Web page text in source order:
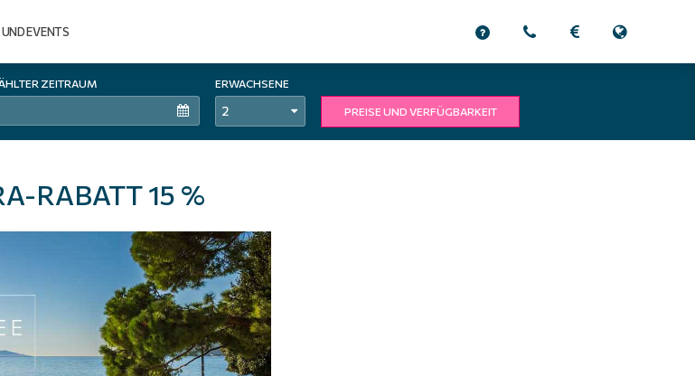
ZEITRAUM ERWACHSENE
2 PREISE UND VERFÜGBARKEIT
EVENTS
RABATT 15 %